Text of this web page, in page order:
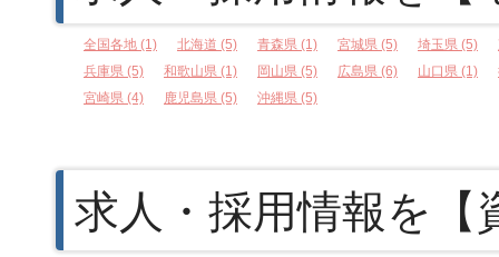
全国各地 (1) 北海道 (5) 青森県 (1) 宮城県 (5) 埼玉県 (5)
兵庫県 (5)
和歌山県 (1) 岡山県 (5) 広島県 (6) 山口県 (1)
宮崎県 (4)
鹿児島県 (5) 沖縄県 (5)
求人・採用情報を【